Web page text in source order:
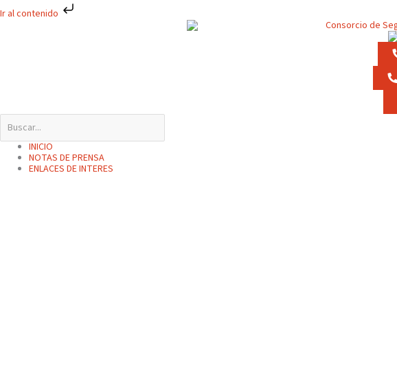
Ir al contenido
al
INICIO
NOTAS DE PRENSA
ENLACES DE INTERES